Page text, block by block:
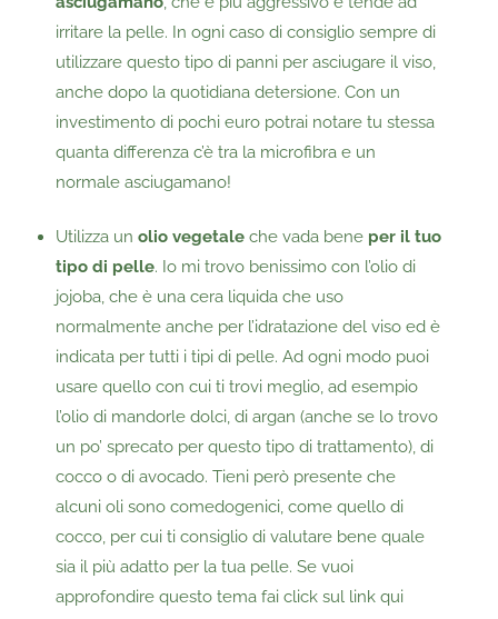
irritare la pelle. In ogni caso di consiglio sempre di
utilizzare questo tipo di panni per asciugare il viso,
anche dopo la quotidiana detersione. Con un
investimento di pochi euro potrai notare tu stessa
quanta differenza c’è tra la microfibra e un
normale asciugamano!
Utilizza un olio vegetale che vada bene per il tuo
tipo di pelle. Io mi trovo benissimo con l’olio di
jojoba, che è una cera liquida che uso
normalmente anche per l’idratazione del viso ed è
indicata per tutti i tipi di pelle. Ad ogni modo puoi
usare quello con cui ti trovi meglio, ad esempio
l’olio di mandorle dolci, di argan (anche se lo trovo
un po’ sprecato per questo tipo di trattamento), di
cocco o di avocado. Tieni però presente che
alcuni oli sono comedogenici, come quello di
cocco, per cui ti consiglio di valutare bene quale
sia il più adatto per la tua pelle. Se vuoi
approfondire questo tema fai click sul link qui